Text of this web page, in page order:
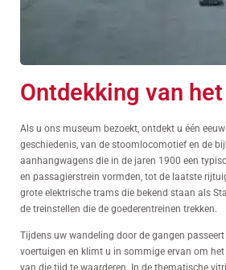
Ontdekking van
Als u ons museum bezoekt, ontdekt u één
geschiedenis, van de stoomlocomotief en de
aanhangwagens die in de jaren 1900 een
en passagierstrein vormden, tot de laatste
grote elektrische trams die bekend staan als
de treinstellen die de goederentreinen trekken.
Tijdens uw wandeling door de gangen
voertuigen en klimt u in sommige ervan om
van die tijd te waarderen. In de thematische